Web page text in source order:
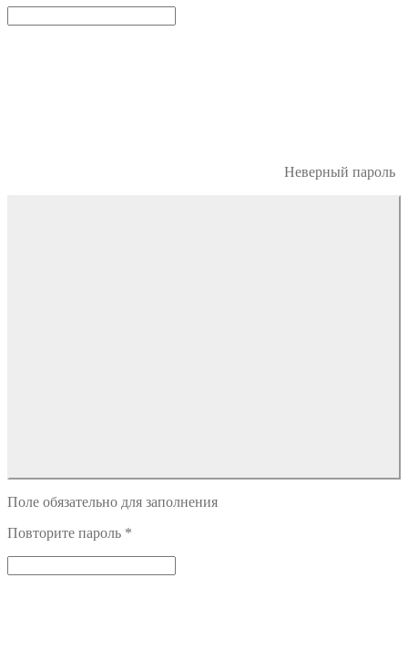
Неверный пароль
Поле обязательно для заполнения
Повторите пароль *